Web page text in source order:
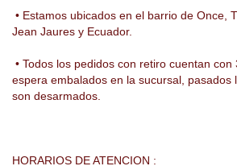
• Estamos ubicados en el barrio de Once,
Jean Jaures y Ecuador.
• Todos los pedidos con retiro cuentan
espera embalados en la sucursal, pasados
son desarmados.
HORARIOS DE ATENCION :